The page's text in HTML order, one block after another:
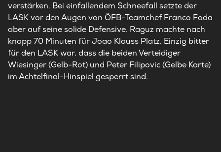
verstärken. Bei einfallendem Schneefall setzte der
LASK vor den Augen von ÖFB-Teamchef Franco Foda
aber auf seine solide Defensive. Raguz machte nach
knapp 70 Minuten für Joao Klauss Platz. Einzig bitter
für den LASK war, dass die beiden Verteidiger
Wiesinger (Gelb-Rot) und Peter Filipovic (Gelbe Karte)
im Achtelfinal-Hinspiel gesperrt sind.